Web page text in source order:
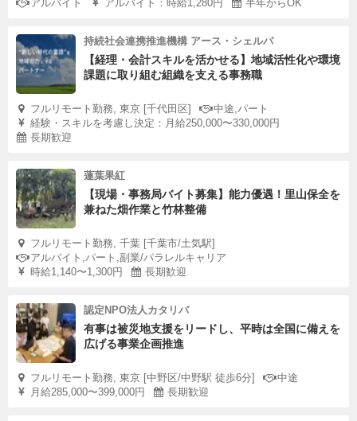
アルバイト
アルバイト：時給1,280円 半年からOK
持続社会連携推進機構 アース・シェルパ
【経理・会計スキルを活かせる】地域活性化や環境
課題に取り組む組織を支える事務職
フルリモート勤務, 東京 [千代田区]
中途,パート
経験・スキルを考慮し決定：月給250,000〜330,000円
長期歓迎
蓮葉果紅
【現場・事務局バイト募集】能力優遇！里山保全を
兼ねた畑作業と竹林整備
フルリモート勤務, 千葉 [千葉市/土気駅]
アルバイト,パート,副業/パラレルキャリア
時給1,140〜1,300円
長期歓迎
認定NPO法人カタリバ
有事は被災地支援をリードし、平時は全国に備えを
広げる事業企画推進
フルリモート勤務, 東京 [中野区/中野駅 徒歩6分]
中途
月給285,000〜399,000円
長期歓迎